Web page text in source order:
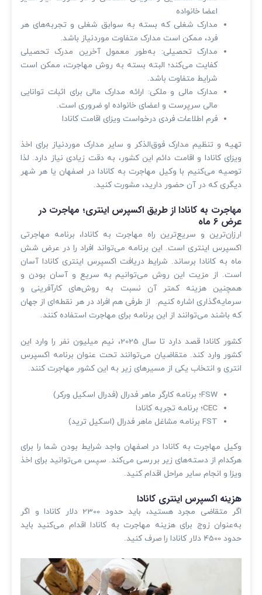
اعضا خانواده
مدارک شغلی که بسته به سوابق شغلی و تجربه‌های هر
فرد، ممکن است مدارک متفاوت موردنیاز باشد.
مدارک تحصیلی: به‌طور معمول آخرین مدرک تحصیلی
کفایت می‌کند؛ البته بسته به روش مهاجرت، ممکن است
شرایط متفاوت باشد.
مدارک مالی و ملکی: ارائه مدارک مالی برای اثبات توانایی
مالی سرپرست و اعضای خانواده او ضروری است.
فرم اطلاعات فردی درخواست ویزای اقامت کانادا
تهیه و تنظیم مدارک فوق‌الذکر و سایر مدارک موردنیاز برای اخذ
ویزای کانادا و اقامت دائم این کشور، به دقت زیادی نیاز دارد. لذا
توصیه می‌کنیم با وکیل مهاجرت به کانادا در اصفهان یا هر شهر
دیگری که در آن حضور دارید، مشورت کنید.
مهاجرت به کانادا از طریق اکسپرس اینتری؛ مهاجرت در
عرض 6 ماه
ارزان‌ترین و سریع‌ترین راه مهاجرت به کانادا، برنامه مهاجرتی
اکسپرس اینتری است. این برنامه می‌تواند افراد را در عرض شش
ماه به کانادا برساند. شرایط دریافت اکسپرس اینتری کانادا آسان
است. از مزیت این روش می‌توانیم به سریع و آسان بودن و
همچنین هزینه کمتر آن نسبت به روش‌های کارآفرینی و
سرمایه‌گذاری اشاره کنیم. از طرفی هم افراد در هر نقطه‌ای از جهان
که باشند می‌توانند از این برنامه برای مهاجرت استفاده کنند.
کشور کانادا قصد دارد تا سال 2025، نیم میلیون نفر را وارد این
کشور وارد کند. متقاضیان می‌توانند تحت عنوان برنامه اکسپرس
انتری و انتخاب یکی از مسیرهای زیر به این کشور مهاجرت کنند.
FSW؛ برنامه کارگر ماهر فدرال (فدرال اسکیل ورکر)
CEC؛ برنامه تجربه کانادا
FST برنامه مشاغل ماهر فدرال (اسکیل ترید)
وکیل مهاجرت به کانادا در اصفهان واجد شرایط بودن شما را برای
هرکدام از دسته‌های زیر بررسی می‌کند. سپس می‌توانید برای اخذ
ویزا و انجام سایر مراحل اقدام کنید.
هزینه اکسپرس اینتری کانادا
اگر متقاضی مجرد هستید، باید حدود 2300 دلار کانادا و اگر
به‌عنوان زوج برای هزینه مهاجرت به کانادا اقدام می‌کنید باید
حدود 4500 دلار کانادا را صرف کنید.